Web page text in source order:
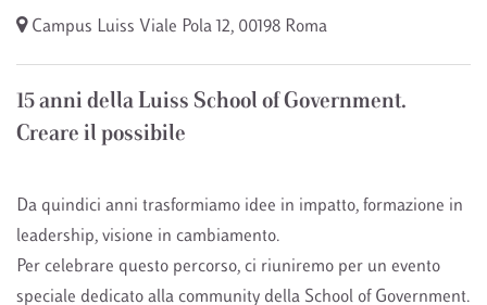
Campus Luiss Viale Pola 12, 00198 Roma
15 anni della Luiss School of Government.
Creare il possibile
Da quindici anni trasformiamo idee in impatto, formazione in
leadership, visione in cambiamento.
Per celebrare questo percorso, ci riuniremo per un evento
speciale dedicato alla community della School of Government.